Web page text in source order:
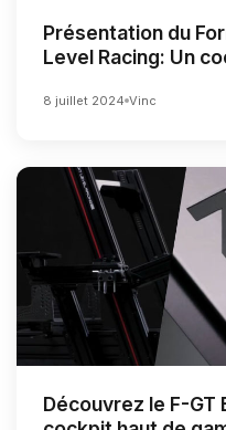
Présentation du
Level Racing: Un
8 juillet 2024 Vinc
Découvrez le F-GT